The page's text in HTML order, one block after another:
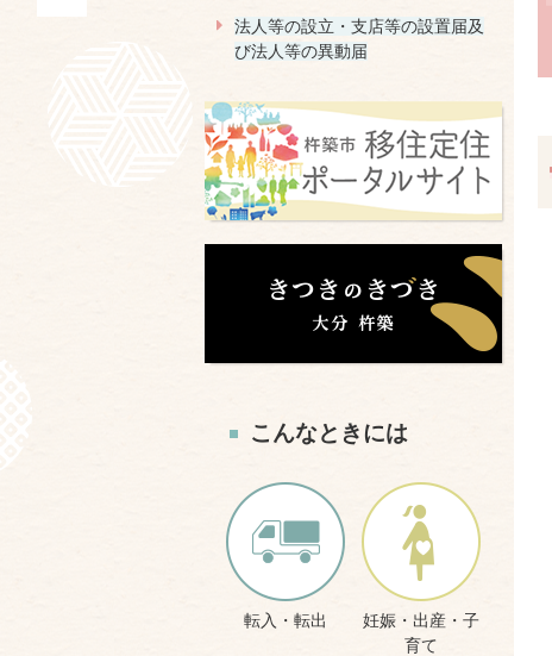
法人等の設立・支店等の設置届及
び法人等の異動届
こんなときには
転入・転出
妊娠・出産・子
育て